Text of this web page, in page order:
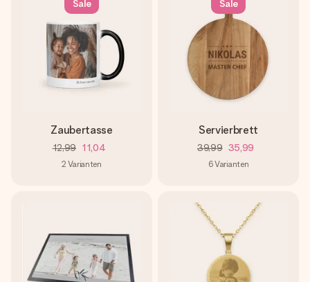
Sale
Zaubertasse
12,99 11,04
2 Varianten
Sale
Servierbrett
39,99 35,99
6Varianten